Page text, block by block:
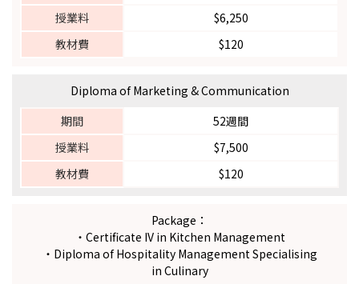
授業料
$6,250
教材費
$120
Diploma of Marketing & Communication
期間
52週間
授業料
$7,500
教材費
$120
Package：
・Certificate IV in Kitchen Management
・Diploma of Hospitality Management Specialising
in Culinary